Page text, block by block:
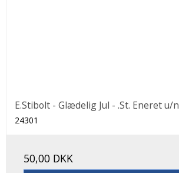
E.Stibolt - Glædelig Jul - .St. Eneret u/n
24301
50,00 DKK